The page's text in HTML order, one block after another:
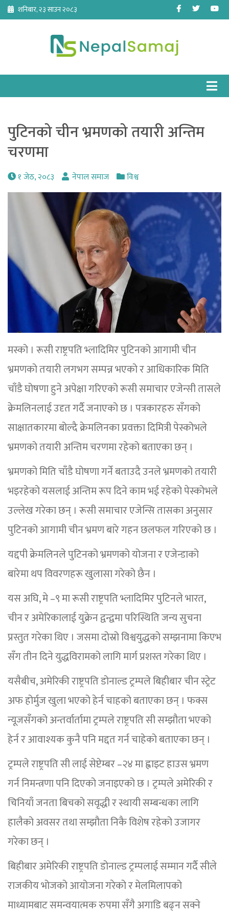
Skip
content
शनिबार, २३ साउन २०८३ Facebook
Twitter
पुटिनको चीन भ्रमणको तयारी अन्तिम
चरणमा
१ जेठ, २०८३ नेपाल समाज विश्व
मस्को । रूसी राष्ट्रपति भ्लादिमिर पुटिनको आगामी चीन
भ्रमणको तयारी लगभग सम्पन्न भएको र आधिकारिक मिति
चाँडै घोषणा हुने अपेक्षा गरिएको रूसी समाचार एजेन्सी तासले
क्रेमलिनलाई उदृत गर्दै जनाएको छ । पत्रकारहरु सँगको
साक्षातकारमा बोल्दै क्रेमलिनका प्रवक्ता दिमित्री पेस्कोभले
भ्रमणको तयारी अन्तिम चरणमा रहेको बताएका छन् ।
भ्रमणको मिति चाँडै घोषणा गर्ने बताउदै उनले भ्रमणको तयारी
भइरहेको यसलाई अन्तिम रूप दिने काम भई रहेको पेस्कोभले
उल्लेख गरेका छन् । रूसी समाचार एजेन्सि तासका अनुसार
पुटिनको आगामी चीन भ्रमण बारे गहन छलफल गरिएको छ ।
यद्दपी क्रेमलिनले पुटिनको भ्रमणको योजना र एजेन्डाको
बारेमा थप विवरणहरू खुलासा गरेको छैन ।
यस अघि, मे –९ मा रूसी राष्ट्रपति भ्लादिमिर पुटिनले भारत,
चीन र अमेरिकालाई युक्रेन द्वन्द्वमा परिस्थिति जन्य सुचना
प्रस्तुत गरेका थिए । जसमा दोस्रो विश्वयुद्धको सम्झनामा किएभ
सँग तीन दिने युद्धविरामको लागि मार्ग प्रशस्त गरेका थिए ।
यसैबीच, अमेरिकी राष्ट्रपति डोनाल्ड ट्रम्पले बिहीबार चीन स्ट्रेट
अफ होर्मुज खुला भएको हेर्न चाहको बताएका छन् । फक्स
न्यूजसँगको अन्तर्वार्तामा ट्रम्पले राष्ट्रपति सी सम्झौता भएको
हेर्न र आवाश्यक कुनै पनि मद्दत गर्न चाहेको बताएका छन् ।
ट्रम्पले राष्ट्रपति सी लाई सेप्टेम्बर –२४ मा ह्वाइट हाउस भ्रमण
गर्न निमन्त्रणा पनि दिएको जनाइएको छ । ट्रम्पले अमेरिकी र
चिनियाँ जनता बिचको सवृद्धी र स्थायी सम्बन्धका लागि
हालैको अवसर तथा सम्झौता निकै विशेष रहेको उजागर
गरेका छन् ।
बिहीबार अमेरिकी राष्ट्रपति डोनाल्ड ट्रम्पलाई सम्मान गर्दै सीले
राजकीय भोजको आयोजना गरेको र मेलमिलापको
माध्यामबाट समन्वयात्मक रुपमा सँगै अगाडि बढ्न सक्ने